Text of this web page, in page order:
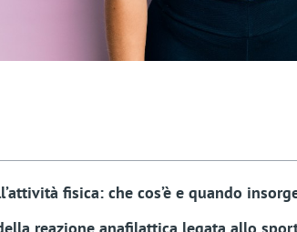
fisica: che cos’è e quando